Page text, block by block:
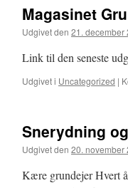
Magasinet
Udgivet den 21. december
Link til den seneste
Udgivet i Uncategorized |
Snerydning
Udgivet den 20. november
Kære grundejer Hvert